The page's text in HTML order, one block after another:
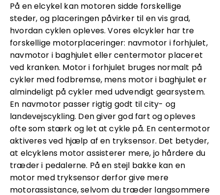
På en elcykel kan motoren sidde forskellige
steder, og placeringen påvirker til en vis grad,
hvordan cyklen opleves. Vores elcykler har tre
forskellige motorplaceringer: navmotor i forhjulet,
navmotor i baghjulet eller centermotor placeret
ved kranken. Motor i forhjulet bruges normalt på
cykler med fodbremse, mens motor i baghjulet er
almindeligt på cykler med udvendigt gearsystem.
En navmotor passer rigtig godt til city- og
landevejscykling. Den giver god fart og opleves
ofte som stærk og let at cykle på. En centermotor
aktiveres ved hjælp af en tryksensor. Det betyder,
at elcyklens motor assisterer mere, jo hårdere du
træder i pedalerne. På en stejl bakke kan en
motor med tryksensor derfor give mere
motorassistance, selvom du træder langsommere